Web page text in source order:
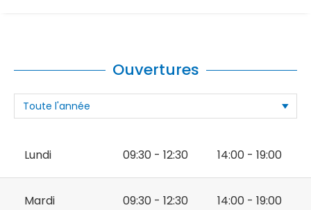
Ouvertures
Lundi 09:30 - 12:30 14:00 - 19:00
Mardi 09:30 - 12:30 14:00 - 19:00